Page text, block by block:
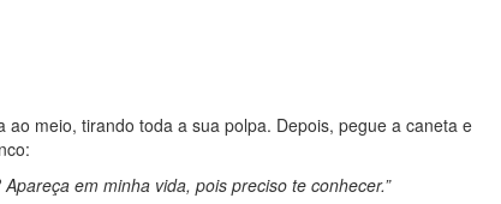
meio, tirando toda a sua polpa. Depois, pegue a caneta e
em minha vida, pois preciso te conhecer.”